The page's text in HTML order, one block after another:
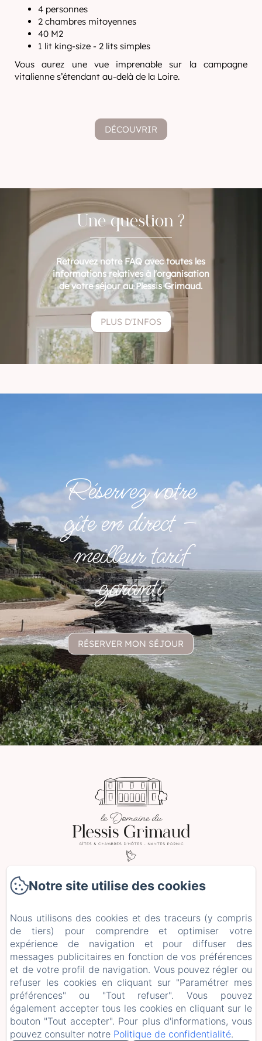
4 personnes
2 chambres mitoyennes
40 M2
1 lit king-size - 2 lits simples
Vous aurez une vue imprenable sur la campagne
vitalienne s’étendant au-delà de la Loire.
DÉCOUVRIR
Une question ?
Retrouvez notre FAQ avec toutes les
informations relatives à l'organisation
de votre séjour au Plessis Grimaud.
PLUS D'INFOS
Réservez votre
gîte en direct –
meilleur tarif
garanti
RÉSERVER MON SÉJOUR
2 Le Plessis Grimaud, Saint-Viaud
Accueil
Hébergements
Séjours et Ateliers
+ d'infos
Mentions légales
EN
FR ES DE
Notre site utilise des cookies
Nous utilisons des cookies et des traceurs (y compris
de tiers) pour comprendre et optimiser votre
expérience de navigation et pour diffuser des
messages publicitaires en fonction de vos préférences
et de votre profil de navigation. Vous pouvez régler ou
refuser les cookies en cliquant sur "Paramétrer mes
préférences" ou "Tout refuser". Vous pouvez
également accepter tous les cookies en cliquant sur le
bouton "Tout accepter". Pour plus d'informations, vous
pouvez consulter notre Politique de confidentialité.